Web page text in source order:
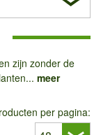
zijn zonder de
meer
per pagina: